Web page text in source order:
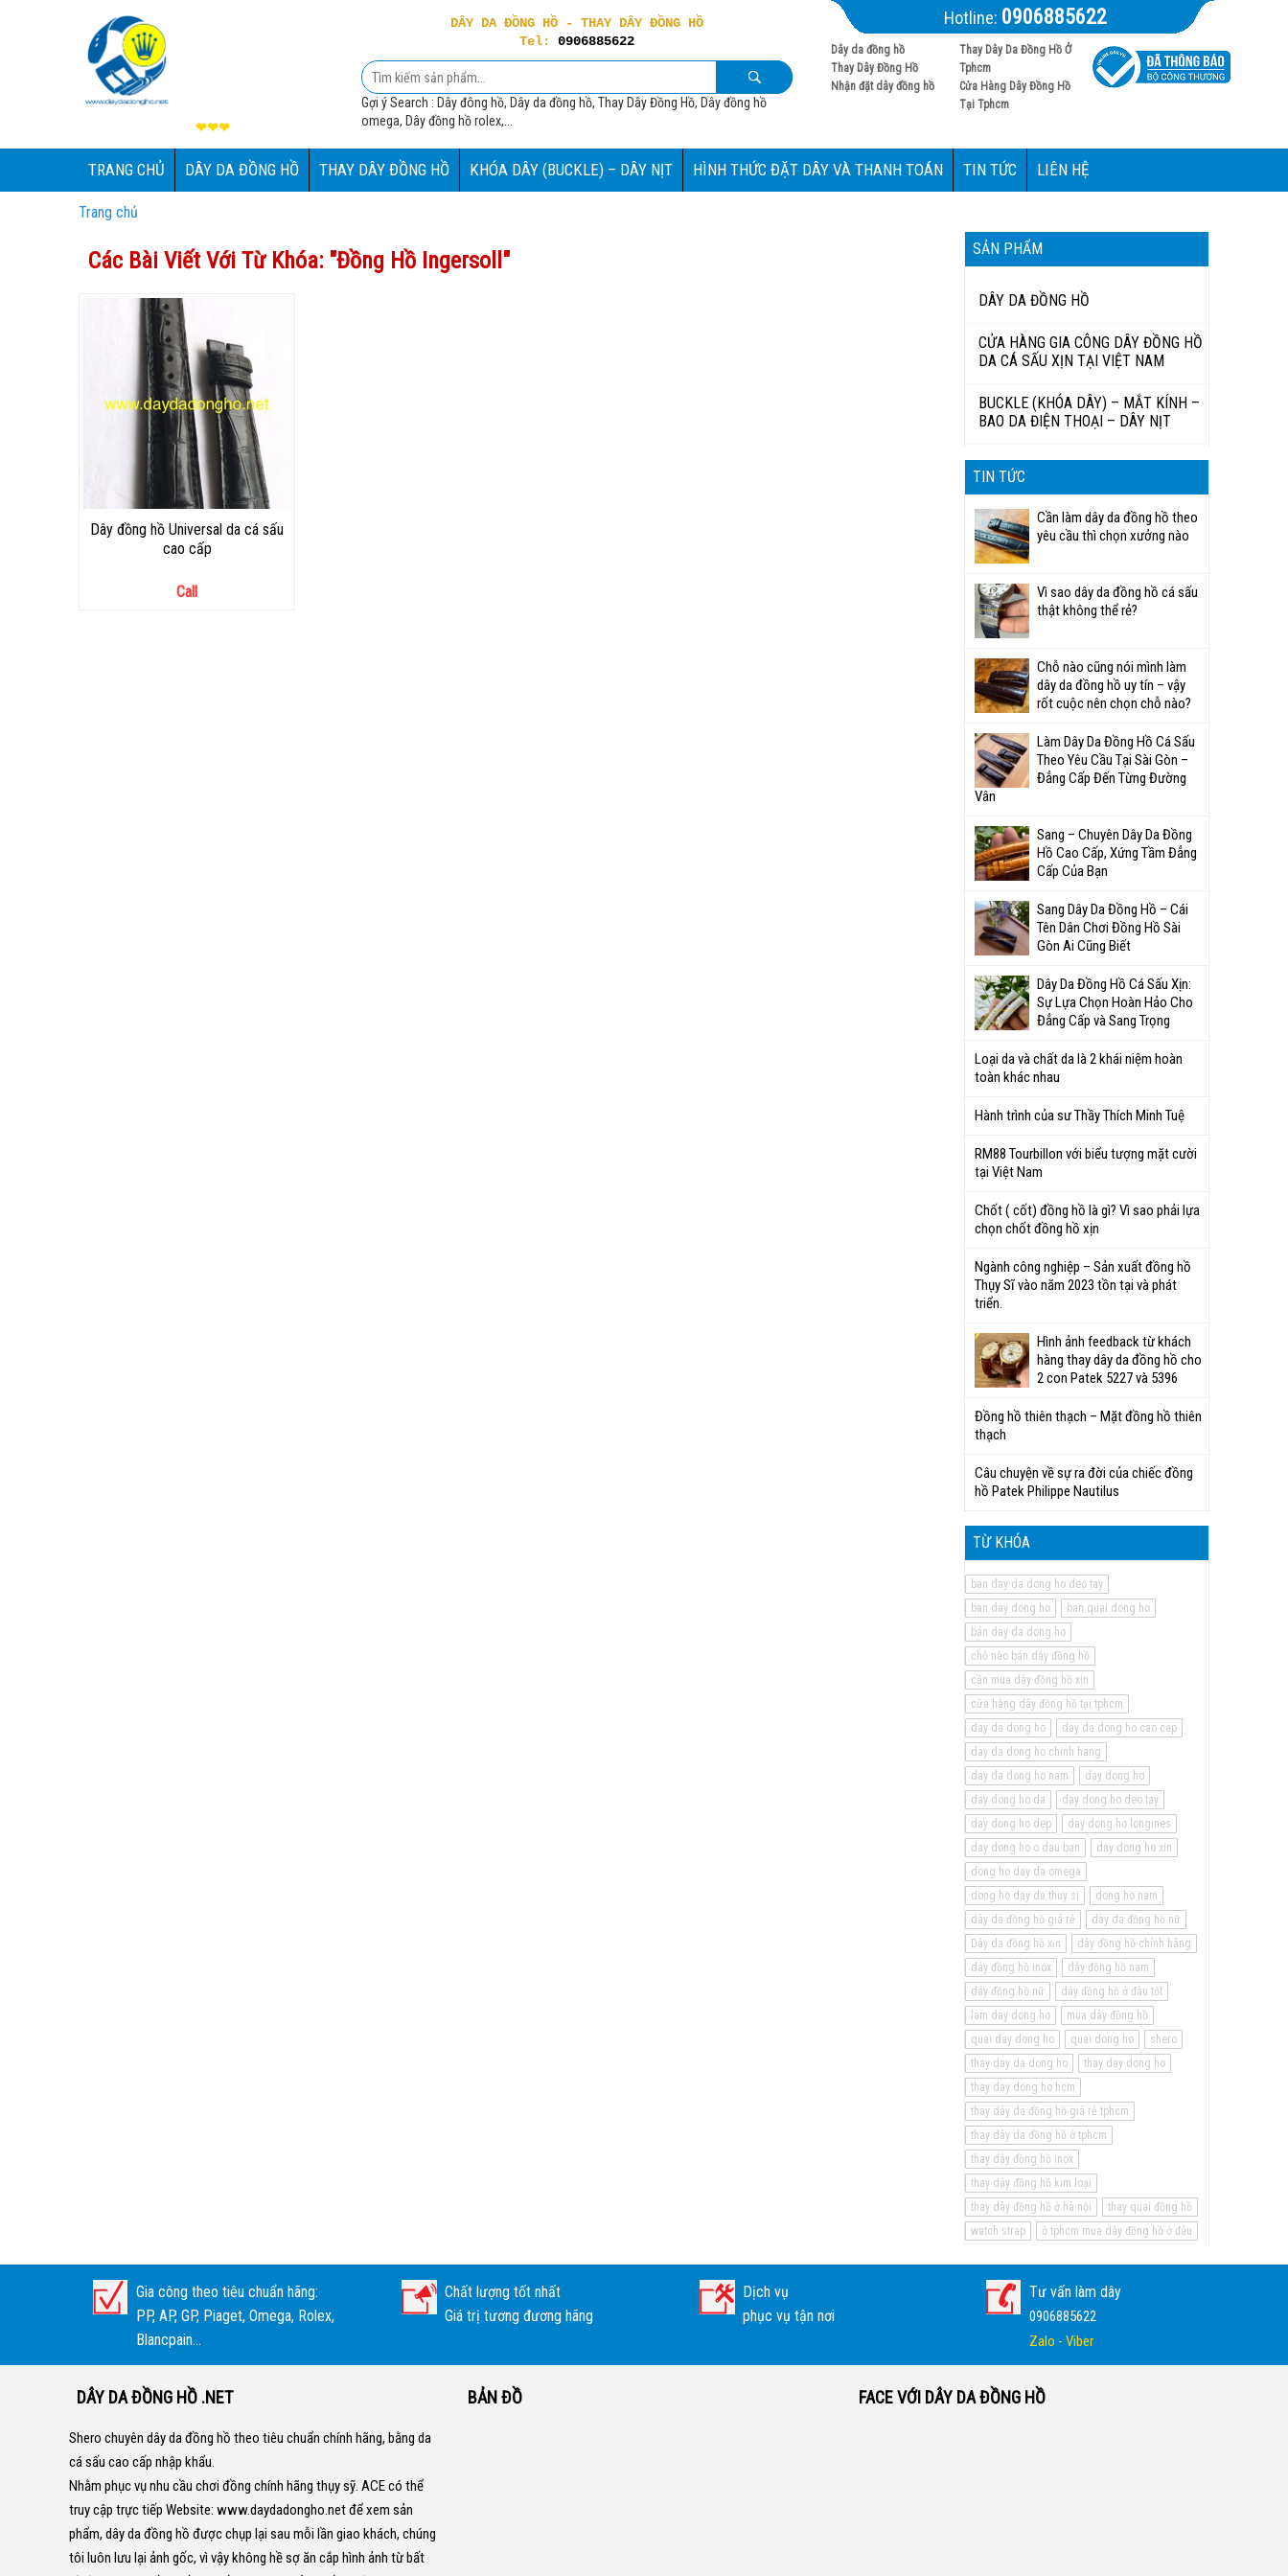
❤❤❤
DÂY DA ĐỒNG HỒ - THAY DÂY ĐỒNG HỒ
Tel: 0906885622
Gợi ý Search : Dây đông hồ, Dây da đồng hồ, Thay Dây Đồng Hồ, Dây đồng hồ
omega, Dây đồng hồ rolex,...
Hotline: 0906885622
Dây da đồng hồ
Thay Dây Đồng Hồ
Nhận đặt dây đồng hồ
Thay Dây Da Đồng Hồ Ở
Tphcm
Cửa Hàng Dây Đồng Hồ
Tại Tphcm
TRANG CHỦ DÂY DA ĐỒNG HỒ THAY DÂY ĐỒNG HỒ KHÓA DÂY (BUCKLE) – DÂY NỊT HÌNH THỨC ĐẶT DÂY VÀ THANH TOÁN TIN TỨC LIÊN HỆ
Trang chủ
Các Bài Viết Với Từ Khóa: "Đồng Hồ Ingersoll "
Dây đồng hồ Universal da cá sấu
cao cấp
Call
SẢN PHẨM
DÂY DA ĐỒNG HỒ
CỬA HÀNG GIA CÔNG DÂY ĐỒNG HỒ
DA CÁ SẤU XỊN TẠI VIỆT NAM
BUCKLE (KHÓA DÂY) – MẮT KÍNH –
BAO DA ĐIỆN THOẠI – DÂY NỊT
TIN TỨC
Cần làm dây da đồng hồ theo
yêu cầu thì chọn xưởng nào
Vì sao dây da đồng hồ cá sấu
thật không thể rẻ?
Chỗ nào cũng nói mình làm
dây da đồng hồ uy tín – vậy
rốt cuộc nên chọn chỗ nào?
Làm Dây Da Đồng Hồ Cá Sấu
Theo Yêu Cầu Tại Sài Gòn –
Đẳng Cấp Đến Từng Đường
Vân
Sang – Chuyên Dây Da Đồng
Hồ Cao Cấp, Xứng Tầm Đẳng
Cấp Của Bạn
Sang Dây Da Đồng Hồ – Cái
Tên Dân Chơi Đồng Hồ Sài
Gòn Ai Cũng Biết
Dây Da Đồng Hồ Cá Sấu Xịn:
Sự Lựa Chọn Hoàn Hảo Cho
Đẳng Cấp và Sang Trọng
Loại da và chất da là 2 khái niệm hoàn
toàn khác nhau
Hành trình của sư Thầy Thích Minh Tuệ
RM88 Tourbillon với biểu tượng mặt cười
tại Việt Nam
Chốt ( cốt) đồng hồ là gì? Vì sao phải lựa
chọn chốt đồng hồ xịn
Ngành công nghiệp – Sản xuất đồng hồ
Thụy Sĩ vào năm 2023 tồn tại và phát
triển.
Hình ảnh feedback từ khách
hàng thay dây da đồng hồ cho
2 con Patek 5227 và 5396
Đồng hồ thiên thạch – Mặt đồng hồ thiên
thạch
Câu chuyện về sự ra đời của chiếc đồng
hồ Patek Philippe Nautilus
TỪ KHÓA
ban day da dong ho deo tay
ban day dong ho
ban quai dong ho
bán day da dong ho
chỗ nào bán dây đồng hồ
cần mua dây đồng hồ xịn
cửa hàng dây đồng hồ tại tphcm
day da dong ho
day da dong ho cao cap
day da dong ho chinh hang
day da dong ho nam
day dong ho
day dong ho da
day dong ho deo tay
day dong ho dep
day dong ho longines
day dong ho o dau ban
day dong ho xin
dong ho day da omega
dong ho day da thuy si
dong ho nam
dây da đồng hồ giá rẻ
dây da đồng hồ nữ
Dây da đồng hồ xịn
dây đồng hồ chính hãng
dây đồng hồ inox
dây đồng hồ nam
dây đồng hồ nữ
dây đồng hồ ở đâu tốt
lam day dong ho
mua dây đồng hồ
quai day dong ho
quai dong ho
shero
thay day da dong ho
thay day dong ho
thay day dong ho hcm
thay dây da đồng hồ giá rẻ tphcm
thay dây da đồng hồ ở tphcm
thay dây đồng hồ inox
thay dây đồng hồ kim loại
thay dây đồng hồ ở hà nội
thay quai đồng hồ
watch strap
ở tphcm mua dây đồng hồ ở đâu
Gia công theo tiêu chuẩn hãng:
PP, AP, GP, Piaget, Omega, Rolex,
Blancpain...
Chất lượng tốt nhất
Giá trị tương đương hãng
Dịch vụ
phục vụ tận nơi
Tư vấn làm dây
0906885622
Zalo - Viber
DÂY DA ĐỒNG HỒ .NET
Shero chuyên dây da đồng hồ theo tiêu chuẩn chính hãng, bằng da
cá sấu cao cấp nhập khẩu.
Nhằm phục vụ nhu cầu chơi đồng chính hãng thụy sỹ. ACE có thể
truy cập trực tiếp Website: www.daydadongho.netđể xem sản
phẩm, dây da đồng hồ được chụp lại sau mỗi lần giao khách, chúng
tôi luôn lưu lại ảnh gốc, vì vậy không hề sợ ăn cắp hình ảnh từ bất
BẢN ĐỒ FACE VỚI DÂY DA ĐỒNG HỒ